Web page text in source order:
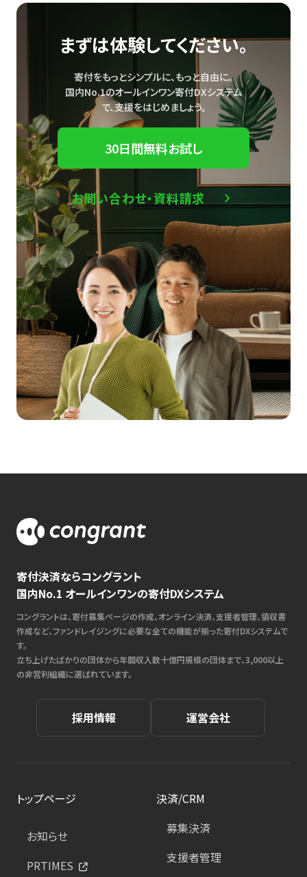
まずは体験してください。
寄付をもっとシンプルに、もっと自由に。
国内No.1のオールインワン寄付DXシステム
で、支援をはじめましょう。
30日間無料お試し
お問い合わせ・資料請求
寄付決済ならコングラント
国内No.1 オールインワンの寄付DXシステム
コングラントは、寄付募集ページの作成、オンライン決済、支援者管理、領収書
作成など、ファンドレイジングに必要な全ての機能が揃った寄付DXシステムで
す。
立ち上げたばかりの団体から年間収入数十億円規模の団体まで、3,000以上
の非営利組織に選ばれています。
採用情報 運営会社
トップページ
お知らせ
PRTIMES
決済/CRM
募集決済
支援者管理